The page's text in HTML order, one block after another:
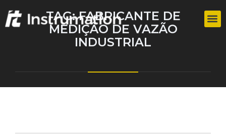
TAG:FABRICANTE DE
MEDIÇÃO DE VAZÃO
INDUSTRIAL